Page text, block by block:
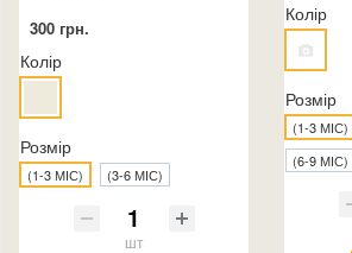
300 грн.
Колір
Розмір
(1-3 МІС) (3-6 МІС)
шт
Колір
Розмір
(1-3 МІС)
(6-9 МІС)